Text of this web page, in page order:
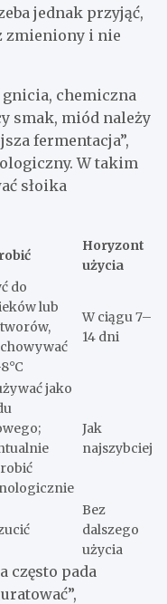
jednak przyjąć,
zmieniony i nie
gnicia, chemiczna
smak, miód należy
fermentacja”,
W takim
słoika
Horyzont
użycia
do
lub
W ciągu 7–
14 dni
jako
Jak
najszybciej
Bez
dalszego
użycia
często pada